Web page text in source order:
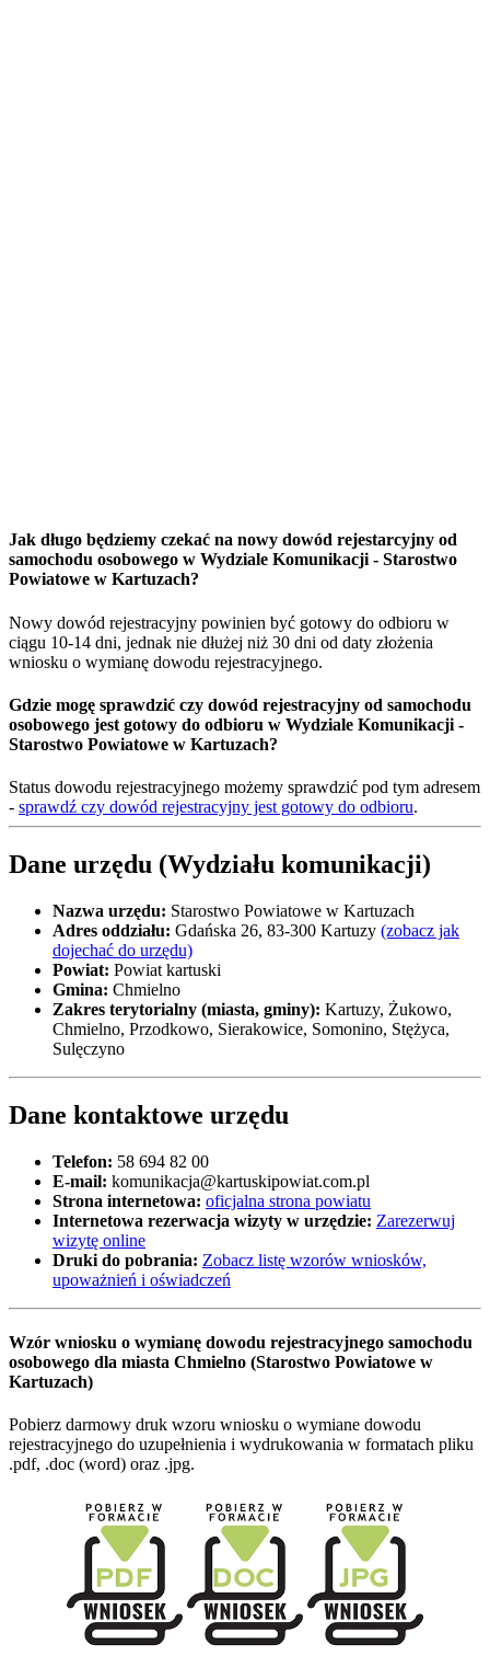
Jak długo będziemy czekać na nowy dowód rejestarcyjny od
samochodu osobowego w Wydziale Komunikacji - Starostwo
Powiatowe w Kartuzach?
Nowy dowód rejestracyjny powinien być gotowy do odbioru w
ciągu 10-14 dni, jednak nie dłużej niż 30 dni od daty złożenia
wniosku o wymianę dowodu rejestracyjnego.
Gdzie mogę sprawdzić czy dowód rejestracyjny od samochodu
osobowego jest gotowy do odbioru w Wydziale Komunikacji -
Starostwo Powiatowe w Kartuzach?
Status dowodu rejestracyjnego możemy sprawdzić pod tym adresem
- sprawdź czy dowód rejestracyjny jest gotowy do odbioru.
Dane urzędu (Wydziału komunikacji)
Nazwa urzędu: Starostwo Powiatowe w Kartuzach
Adres oddziału: Gdańska 26, 83-300 Kartuzy (zobacz jak
dojechać do urzędu)
Powiat: Powiat kartuski
Gmina: Chmielno
Zakres terytorialny (miasta, gminy): Kartuzy, Żukowo,
Chmielno, Przodkowo, Sierakowice, Somonino, Stężyca,
Sulęczyno
Dane kontaktowe urzędu
Telefon: 58 694 82 00
E-mail: komunikacja@kartuskipowiat.com.pl
Strona internetowa: oficjalna strona powiatu
Internetowa rezerwacja wizyty w urzędzie: Zarezerwuj
wizytę online
Druki do pobrania: Zobacz listę wzorów wniosków,
upoważnień i oświadczeń
Wzór wniosku o wymianę dowodu rejestracyjnego samochodu
osobowego dla miasta Chmielno (Starostwo Powiatowe w
Kartuzach)
Pobierz darmowy druk wzoru wniosku o wymiane dowodu
rejestracyjnego do uzupełnienia i wydrukowania w formatach pliku
.pdf, .doc (word) oraz .jpg.